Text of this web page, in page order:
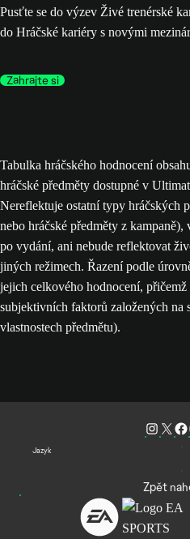
Pusťte se do výzev Živé trenérské
do Hráčské kariéry s novými
Zahrajte si
Tabulka hráčského hodnocení
hráčské předměty dostupné v
Nereflektuje ostatní typy hráčských
nebo hráčské předměty z
po vydání, ani nebude reflektovat
jiných režimech. Řazení podle
jejich celkového hodnocení,
subjektivních faktorů založených
vlastnostech předmětu).
Jazyk
Zpět